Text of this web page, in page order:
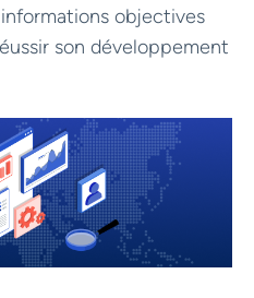
informations objectives
son développement